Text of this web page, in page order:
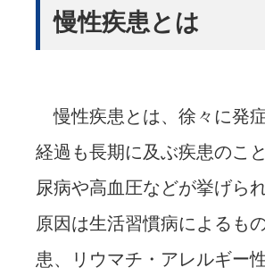
慢性疾患とは
慢性疾患とは、徐々に発
経過も長期に及ぶ疾患のこ
尿病や高血圧などが挙げら
原因は生活習慣病によるも
患、リウマチ・アレルギー